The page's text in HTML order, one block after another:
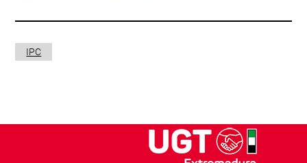
IPC